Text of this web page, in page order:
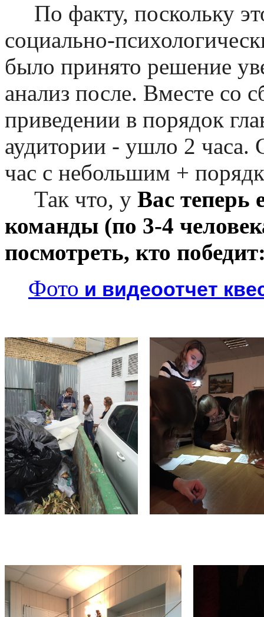
По факту, поскольку
социально-
было принято решение
анализ после. Вместе со
приведении в порядок
аудитории - ушло 2 часа.
час с небольшим +
Так что, у Вас теперь
команды (по 3-4
посмотреть, кто
Фото и видеоотчет